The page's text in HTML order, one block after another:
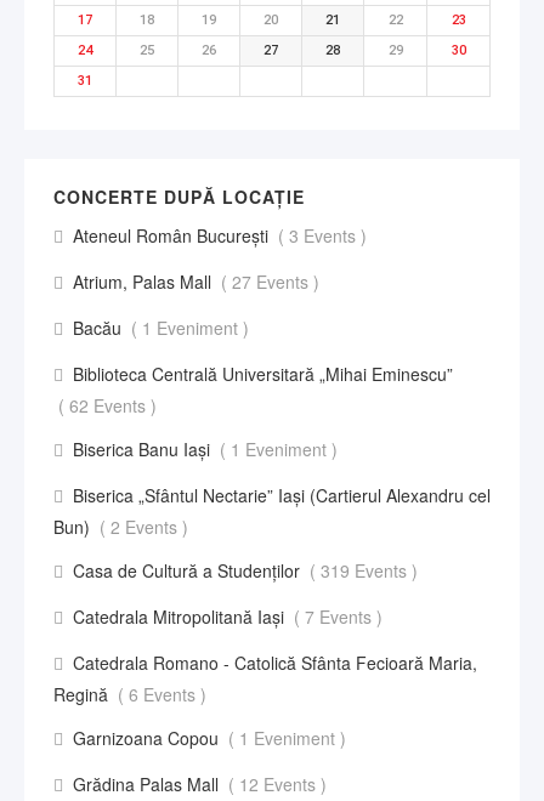
17
18 19 20 21 22
23
24
25 26 27 28 29
30
31
CONCERTE DUPĂ LOCAȚIE
Ateneul Român București ( 3 Events )
Atrium, Palas Mall ( 27 Events )
Bacău ( 1 Eveniment )
Biblioteca Centrală Universitară „Mihai Eminescu”
( 62 Events )
Biserica Banu Iași ( 1 Eveniment )
Biserica „Sfântul Nectarie” Iaşi (Cartierul Alexandru cel
Bun) ( 2 Events )
Casa de Cultură a Studenților ( 319 Events )
Catedrala Mitropolitană Iași ( 7 Events )
Catedrala Romano - Catolică Sfânta Fecioară Maria,
Regină ( 6 Events )
Garnizoana Copou ( 1 Eveniment )
Grădina Palas Mall ( 12 Events )